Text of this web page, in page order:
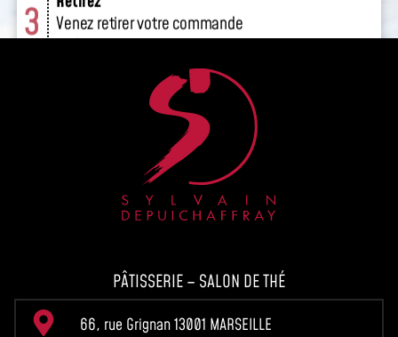
PÂTISSERIE – SALON DE THÉ
66, rue Grignan 13001 MARSEILLE